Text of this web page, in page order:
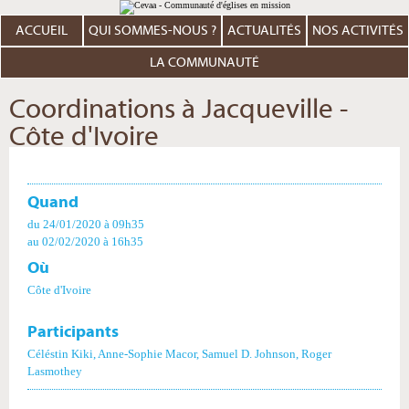
au
contenu.
Aller
personnels
ACCUEIL QUI SOMMES-NOUS ? ACTUALITÉS NOS ACTIVITÉS
LA COMMUNAUTÉ
Coordinations à Jacqueville -
Côte d'Ivoire
Quand
du 24/01/2020 à 09h35
au 02/02/2020 à 16h35
Où
Côte d'Ivoire
Participants
Céléstin Kiki, Anne-Sophie Macor, Samuel D. Johnson, Roger
Lasmothey